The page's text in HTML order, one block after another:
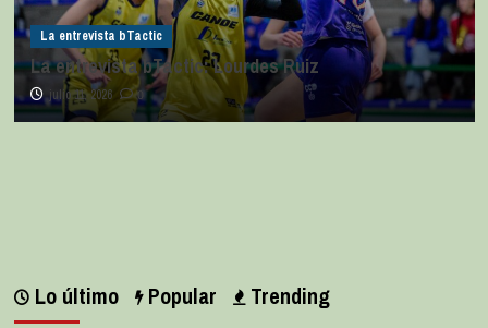
La entrevista bTactic
La entrevista bTactic: Lourdes Ruiz
julio 11, 2026 0
Lo último Popular Trending